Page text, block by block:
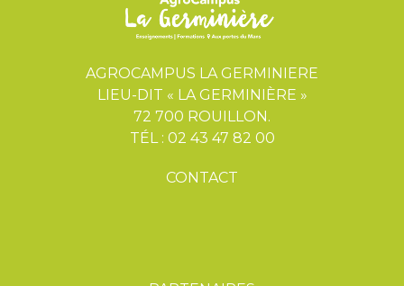
AGROCAMPUS LA GERMINIERE
LIEU-DIT « LA GERMINIÈRE »
72 700 ROUILLON.
TÉL : 02 43 47 82 00
CONTACT